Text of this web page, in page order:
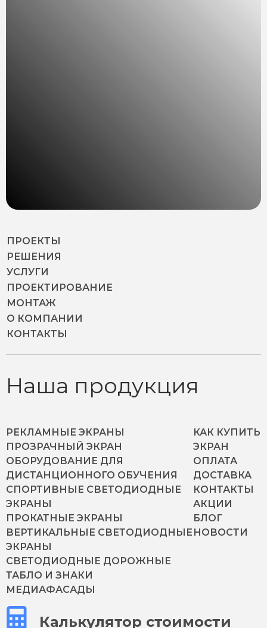
ПРОЕКТЫ
РЕШЕНИЯ
УСЛУГИ
ПРОЕКТИРОВАНИЕ
МОНТАЖ
О КОМПАНИИ
КОНТАКТЫ
Наша продукция
РЕКЛАМНЫЕ ЭКРАНЫ
ПРОЗРАЧНЫЙ ЭКРАН
ОБОРУДОВАНИЕ ДЛЯ
ДИСТАНЦИОННОГО ОБУЧЕНИЯ
СПОРТИВНЫЕ СВЕТОДИОДНЫЕ
ЭКРАНЫ
ПРОКАТНЫЕ ЭКРАНЫ
ВЕРТИКАЛЬНЫЕ СВЕТОДИОДНЫЕ
ЭКРАНЫ
СВЕТОДИОДНЫЕ ДОРОЖНЫЕ
ТАБЛО И ЗНАКИ
МЕДИАФАСАДЫ
КАК КУПИТЬ
ЭКРАН
ОПЛАТА
ДОСТАВКА
КОНТАКТЫ
АКЦИИ
БЛОГ
НОВОСТИ
Калькулятор стоимости